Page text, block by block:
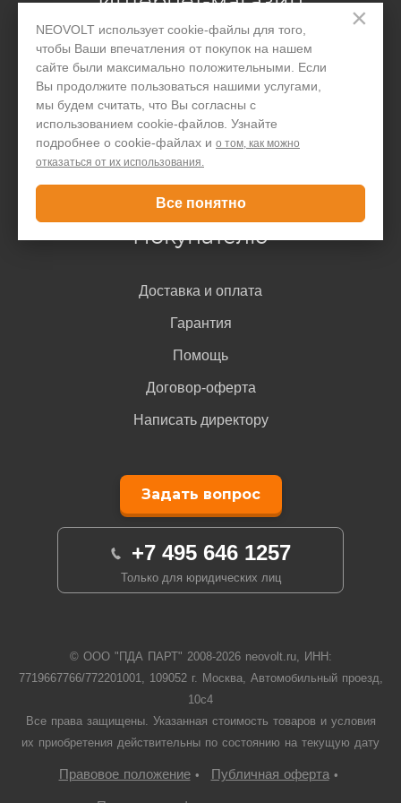
×
NEOVOLT использует cookie-файлы для того,
чтобы Ваши впечатления от покупок на нашем
сайте были максимально положительными. Если
Вы продолжите пользоваться нашими услугами,
мы будем считать, что Вы согласны с
использованием cookie-файлов. Узнайте
подробнее о cookie-файлах и о том, как можно
отказаться от их использования.
Все понятно
Производство
Организациям
Акции и скидки
Блог
Контакты
Покупателю
Доставка и оплата
Гарантия
Помощь
Договор-оферта
Написать директору
Задать вопрос
+7 495 646 1257
Только для юридических лиц
© ООО "ПДА ПАРТ" 2008-2026neovolt.ru, ИНН:
7719667766/772201001, 109052 г. Москва, Автомобильный проезд,
10с4
Все права защищены. Указанная стоимость товаров и условия
их приобретения действительны по состоянию на текущую дату
Правовое положение• Публичная оферта•